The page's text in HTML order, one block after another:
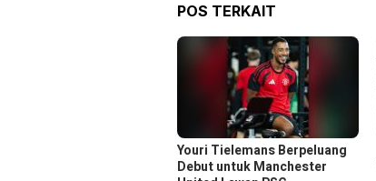
POS TERKAIT
Youri Tielemans Berpeluang
Debut untuk Manchester